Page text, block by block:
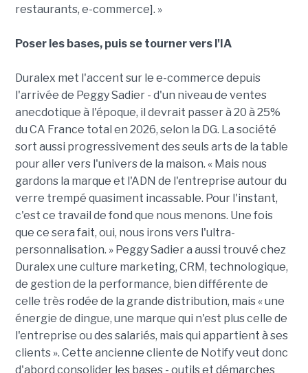
restaurants, e-commerce]. »
Poser les bases, puis se tourner vers l'IA
Duralex met l'accent sur le e-commerce depuis
l'arrivée de Peggy Sadier - d'un niveau de ventes
anecdotique à l'époque, il devrait passer à 20 à 25%
du CA France total en 2026, selon la DG. La société
sort aussi progressivement des seuls arts de la table
pour aller vers l'univers de la maison. « Mais nous
gardons la marque et l'ADN de l'entreprise autour du
verre trempé quasiment incassable. Pour l'instant,
c'est ce travail de fond que nous menons. Une fois
que ce sera fait, oui, nous irons vers l'ultra-
personnalisation. » Peggy Sadier a aussi trouvé chez
Duralex une culture marketing, CRM, technologique,
de gestion de la performance, bien différente de
celle très rodée de la grande distribution, mais « une
énergie de dingue, une marque qui n'est plus celle de
l'entreprise ou des salariés, mais qui appartient à ses
clients ». Cette ancienne cliente de Notify veut donc
d'abord consolider les bases - outils et démarches